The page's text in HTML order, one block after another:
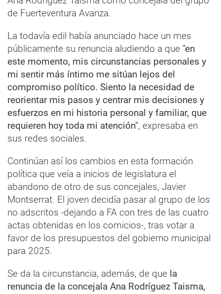
de Fuerteventura Avanza.
La todavía edil había anunciado hace un mes
públicamente su renuncia aludiendo a que "en
este momento, mis circunstancias personales y
mi sentir más íntimo me sitúan lejos del
compromiso político. Siento la necesidad de
reorientar mis pasos y centrar mis decisiones y
esfuerzos en mi historia personal y familiar, que
requieren hoy toda mi atención", expresaba en
sus redes sociales.
Continúan así los cambios en esta formación
política que veía a inicios de legislatura el
abandono de otro de sus concejales, Javier
Montserrat. El joven decidía pasar al grupo de los
no adscritos -dejando a FA con tres de las cuatro
actas obtenidas en los comicios-, tras votar a
favor de los presupuestos del gobierno municipal
para 2025.
Se da la circunstancia, además, de que la
renuncia de la concejala Ana Rodríguez Taisma,